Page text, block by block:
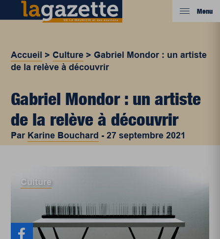
Menu
Accueil > Culture > Gabriel Mondor : un artiste
de la relève à découvrir
Gabriel Mondor : un artiste
de la relève à découvrir
Par Karine Bouchard -27 septembre 2021
Culture